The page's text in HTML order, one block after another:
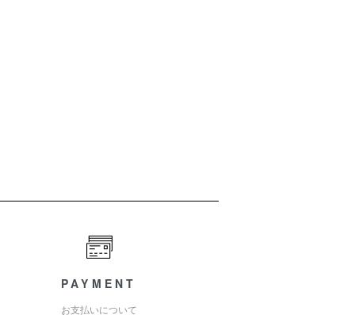
PAYMENT
お支払いについて